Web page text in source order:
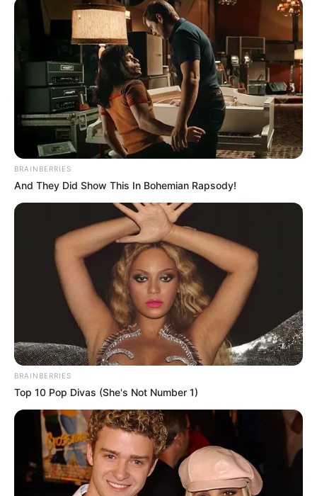
BRAINBERRIES
And They Did Show This In Bohemian Rapsody!
BRAINBERRIES
Top 10 Pop Divas (She's Not Number 1)